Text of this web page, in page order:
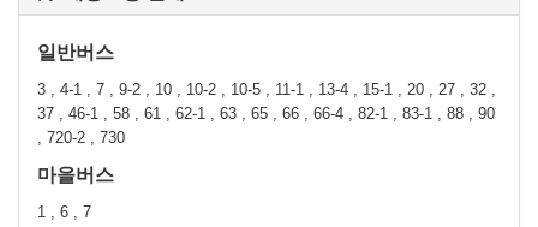
일반버스
3 , 4-1 , 7 , 9-2 , 10 , 10-2 , 10-5 , 11-1 , 13-4 , 15-1 , 20 , 27 , 32 ,
37 , 46-1 , 58 , 61 , 62-1 , 63 , 65 , 66 , 66-4 , 82-1 , 83-1 , 88 , 90
, 720-2 , 730
마을버스
1 , 6 , 7